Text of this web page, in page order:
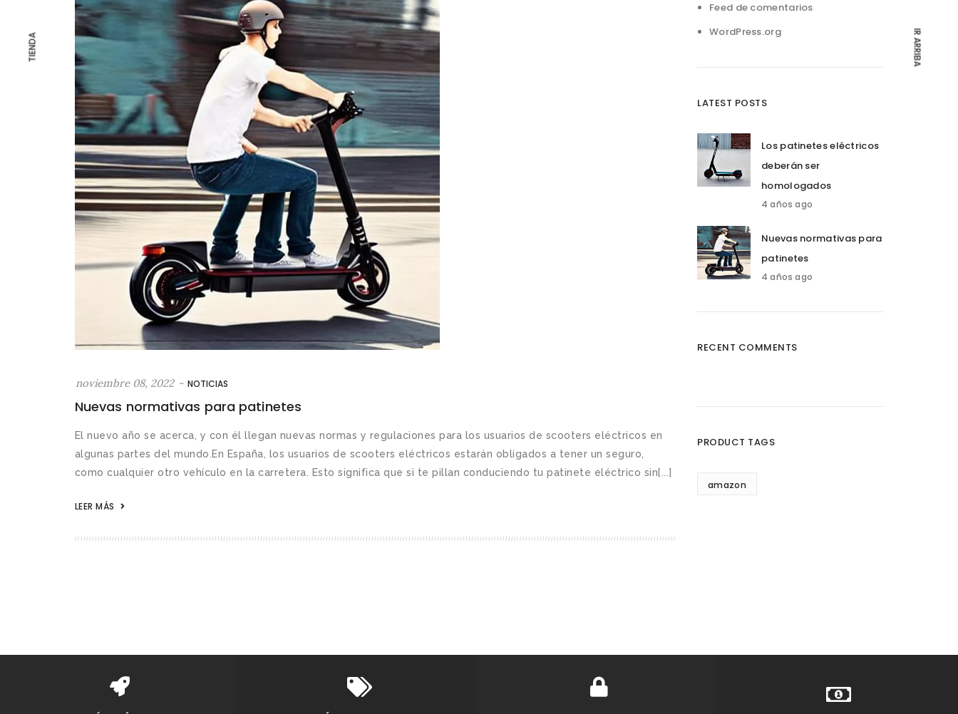
IR ARRIBA
TIENDA
noviembre 08, 2022 - NOTICIAS
Nuevas normativas para patinetes
El nuevo año se acerca, y con él llegan nuevas normas y regulaciones para los usuarios de scooters eléctricos en
algunas partes del mundo.En España, los usuarios de scooters eléctricos estarán obligados a tener un seguro,
como cualquier otro vehículo en la carretera. Esto significa que si te pillan conduciendo tu patinete eléctrico sin[...]
LEER MÁS
Feed de comentarios
WordPress.org
LATEST POSTS
Los patinetes eléctricos
deberán ser
homologados
4 años ago
Nuevas normativas para
patinetes
4 años ago
RECENT COMMENTS
PRODUCT TAGS
amazon